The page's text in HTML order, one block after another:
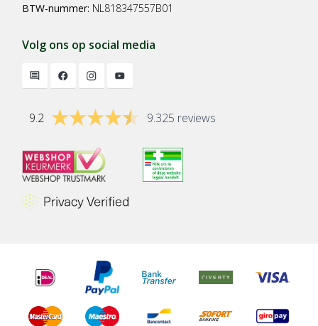
BTW-nummer: NL818347557B01
Volg ons op social media
9.2 9.325 reviews